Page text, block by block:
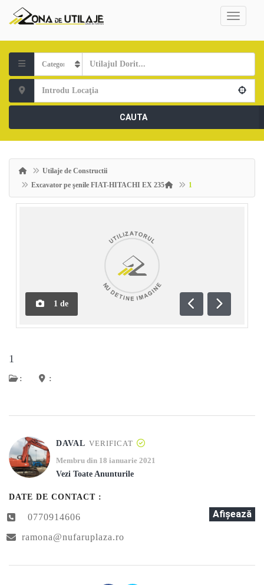
CAUTA
Utilaje de Constructii
Excavator pe şenile FIAT-HITACHI EX 235
1
1 de
Anterioară
1
: :
DAVAL VERIFICAT
Membru din 18 ianuarie 2021
Vezi Toate Anunturile
DATE DE CONTACT :
0770914606 Afişează
ramona@nufaruplaza.ro